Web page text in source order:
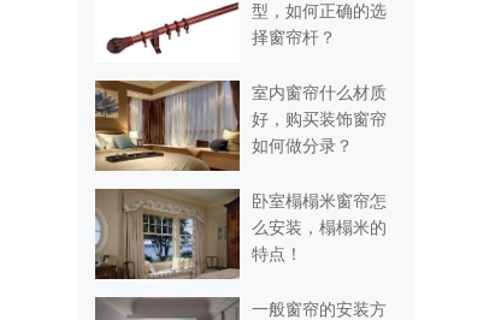
型，如何正确的选
择窗帘杆？
室内窗帘什么材质
好，购买装饰窗帘
如何做分录？
卧室榻榻米窗帘怎
么安装，榻榻米的
特点！
一般窗帘的安装方